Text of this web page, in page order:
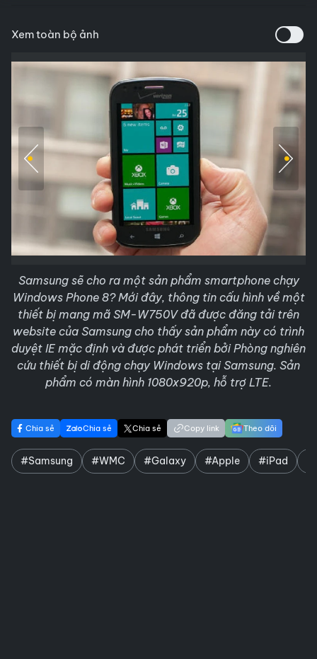
Xem toàn bộ ảnh
Samsung sẽ cho ra một sản phẩm smartphone chạy
Windows Phone 8? Mới đây, thông tin cấu hình về một
thiết bị mang mã SM-W750V đã được đăng tải trên
website của Samsung cho thấy sản phẩm này có trình
duyệt IE mặc định và được phát triển bởi Phòng nghiên
cứu thiết bị di động chạy Windows tại Samsung. Sản
phẩm có màn hình 1080x920p, hỗ trợ LTE.
Chia sẻ Chia sẻ Chia sẻ Copy link Theo dõi
#Samsung #WMC #Galaxy #Apple #iPad